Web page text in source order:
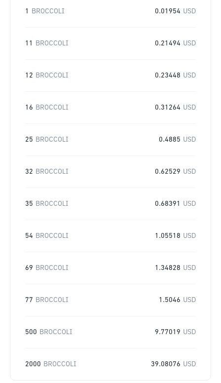
1 BROCCOLI 0.01954 USD
11 BROCCOLI 0.21494 USD
12 BROCCOLI 0.23448 USD
16 BROCCOLI 0.31264 USD
25 BROCCOLI 0.4885 USD
32 BROCCOLI 0.62529 USD
35 BROCCOLI 0.68391 USD
54 BROCCOLI 1.05518 USD
69 BROCCOLI 1.34828 USD
77 BROCCOLI 1.5046 USD
500 BROCCOLI 9.77019 USD
2000 BROCCOLI 39.08076 USD